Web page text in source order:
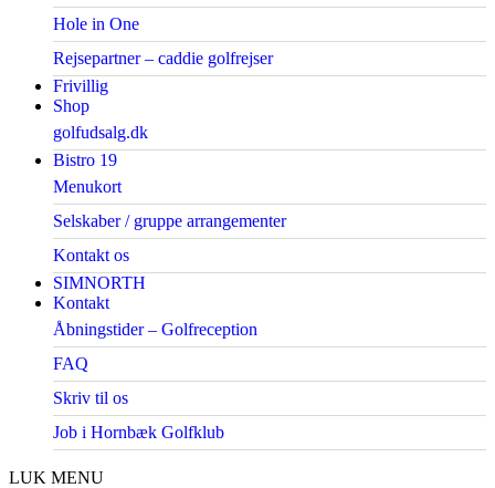
Hole in One
Rejsepartner – caddie golfrejser
Frivillig
Shop
golfudsalg.dk
Bistro 19
Menukort
Selskaber / gruppe arrangementer
Kontakt os
SIMNORTH
Kontakt
Åbningstider – Golfreception
FAQ
Skriv til os
Job i Hornbæk Golfklub
LUK MENU